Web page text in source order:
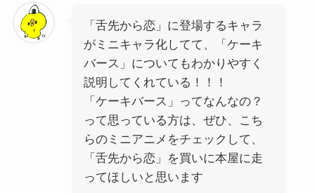
「舌先から恋」に登場するキャラ
がミニキャラ化してて、「ケーキ
バース」についてもわかりやすく
説明してくれている！！！
「ケーキバース」ってなんなの？
って思っている方は、ぜひ、こち
らのミニアニメをチェックして、
「舌先から恋」を買いに本屋に走
ってほしいと思います